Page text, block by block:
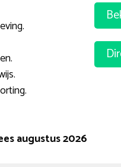
augustus 2026